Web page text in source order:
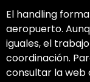
El handling
aeropuerto.
iguales, el
coordinación.
consultar la web